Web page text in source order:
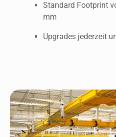
Standard Footprint
mm
Upgrades jederzeit